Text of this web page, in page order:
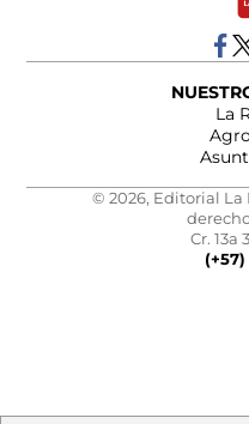
La
© 2026, Editorial La
Cr. 13a